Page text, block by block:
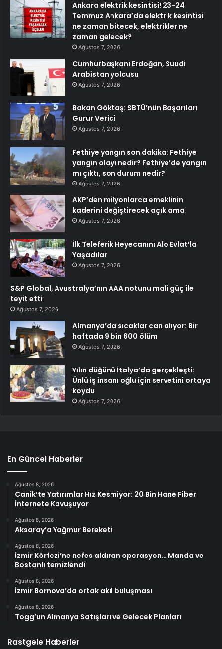
Ankara elektrik kesintisi! 23-24
Temmuz Ankara’da elektrik kesintisi
ne zaman bitecek, elektrikler ne
zaman gelecek?
Ağustos 7, 2026
Cumhurbaşkanı Erdoğan, Suudi
Arabistan yolcusu
Ağustos 7, 2026
Bakan Göktaş: SBTÜ’nün Başarıları
Gurur Verici
Ağustos 7, 2026
Fethiye yangın son dakika: Fethiye
yangın olayı nedir? Fethiye’de yangın
mı çıktı, son durum nedir?
Ağustos 7, 2026
AKP’den milyonlarca emeklinin
kaderini değiştirecek açıklama
Ağustos 7, 2026
İlk Teleferik Heyecanını Alo Evlat’la
Yaşadılar
Ağustos 7, 2026
S&P Global, Avustralya’nın AAA notunu mali güç ile
teyit etti
Ağustos 7, 2026
Almanya’da sıcaklar can alıyor: Bir
haftada 9 bin 600 ölüm
Ağustos 7, 2026
Yılın düğünü İtalya’da gerçekleşti:
Ünlü iş insanı oğlu için servetini ortaya
koydu
Ağustos 7, 2026
En Güncel Haberler
Ağustos 8, 2026
Canik’te Yatırımlar Hız Kesmiyor: 20 Bin Hane Fiber
İnternete Kavuşuyor
Ağustos 8, 2026
Aksaray’a Yağmur Bereketi
Ağustos 8, 2026
İzmir Körfezi’ne nefes aldıran operasyon… Manda ve
Bostanlı temizlendi
Ağustos 8, 2026
İzmir Bornova’da ortak akıl buluşması
Ağustos 8, 2026
Togg’un Almanya Satışları ve Gelecek Planları
Rastgele Haberler